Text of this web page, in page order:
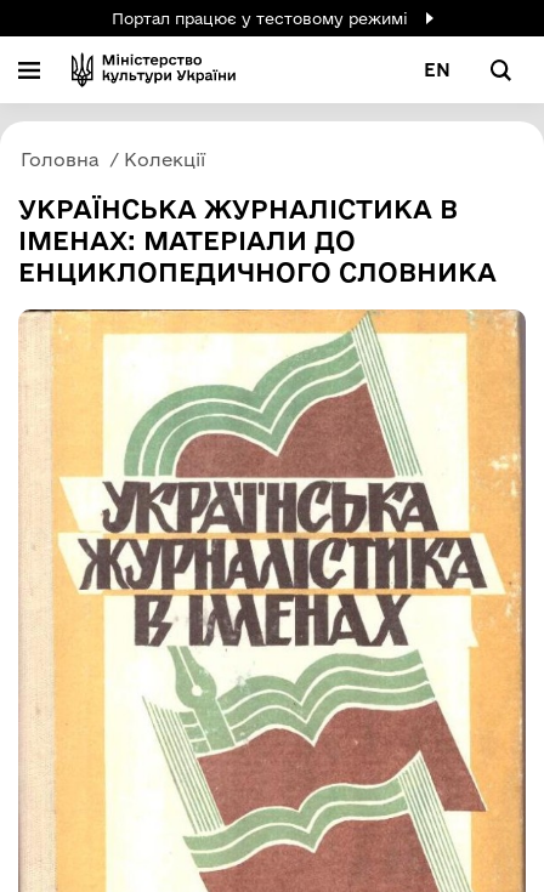
Портал працює у тестовому режимі
EN
Головна Колекції
УКРАЇНСЬКА ЖУРНАЛІСТИКА В
ІМЕНАХ: МАТЕРІАЛИ ДО
ЕНЦИКЛОПЕДИЧНОГО СЛОВНИКА